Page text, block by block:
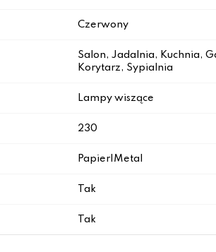
Czerwony
Salon, Jadalnia, Kuchnia,
Korytarz, Sypialnia
Lampy wiszące
230
Papier|Metal
Tak
Tak